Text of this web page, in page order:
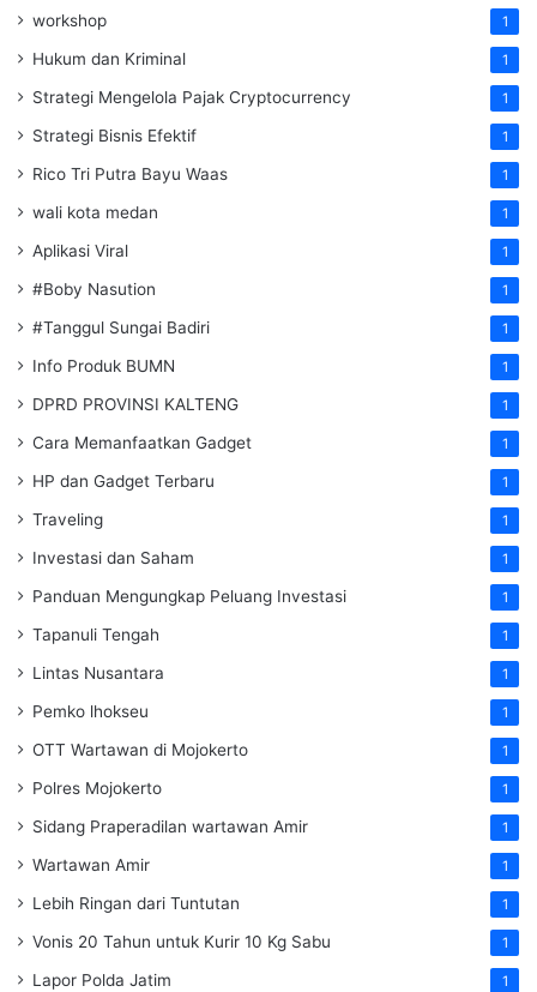
workshop 1
Hukum dan Kriminal 1
Strategi Mengelola Pajak Cryptocurrency 1
Strategi Bisnis Efektif 1
Rico Tri Putra Bayu Waas 1
wali kota medan 1
Aplikasi Viral 1
#Boby Nasution 1
#Tanggul Sungai Badiri 1
Info Produk BUMN 1
DPRD PROVINSI KALTENG 1
Cara Memanfaatkan Gadget 1
HP dan Gadget Terbaru 1
Traveling 1
Investasi dan Saham 1
Panduan Mengungkap Peluang Investasi 1
Tapanuli Tengah 1
Lintas Nusantara 1
Pemko lhokseu 1
OTT Wartawan di Mojokerto 1
Polres Mojokerto 1
Sidang Praperadilan wartawan Amir 1
Wartawan Amir 1
Lebih Ringan dari Tuntutan 1
Vonis 20 Tahun untuk Kurir 10 Kg Sabu 1
Lapor Polda Jatim 1